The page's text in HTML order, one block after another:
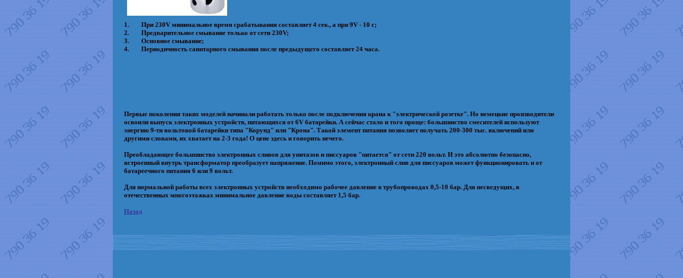
1.
При 230V минимальное время срабатывания составляет 4 сек., а при 9V - 10 с;
2.
Предварительное смывание только от сети 230V;
3.
Основное смывание;
4.
Периодичность санитарного смывания после предыдущего составляет 24 часа.
Первые поколения таких моделей начинали работать только после подключения крана к "электрической розетке". Но немецкие производители
освоили выпуск электронных устройств, питающихся от 6V батарейки. А сейчас стало и того проще: большинство смесителей используют
энергию 9-ти вольтовой батарейки типа "Корунд" или "Крона". Такой элемент питания позволяет получать 200-300 тыс. включений или
другими словами, их хватает на 2-3 года! О цене здесь и говорить нечего.
Преобладающее большинство электронных сливов для унитазов и писсуаров "питается" от сети 220 вольт. И это абсолютно безопасно,
встроенный внутрь трансформатор преобразует напряжение. Помимо этого, электронный слив для писсуаров может функционировать и от
батареечного питания 6 или 9 вольт.
Для нормальной работы всех электронных устройств необходимо рабочее давление в трубопроводах 0,5-10 бар. Для несведущих, в
отечественных многоэтажках минимальное давление воды составляет 1,5 бар.
Назад